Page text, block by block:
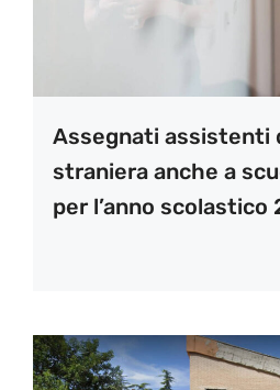
Assegnati assistenti
straniera anche a
per l’anno